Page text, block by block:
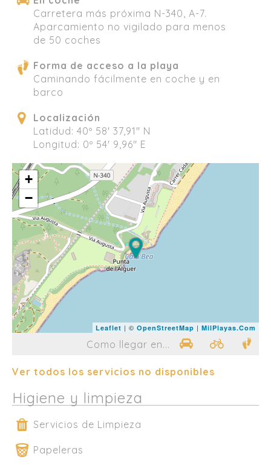
Carretera más próxima N-340, A-7.
Aparcamiento no vigilado para menos
de 50 coches
Forma de acceso a la playa
Caminando fácilmente en coche y en
barco
Localización
Latidud: 40º 58' 37,91" N
Longitud: 0º 54' 9,96" E
+
−
Leaflet | © OpenStreetMap | MilPlayas.Com
Como llegar en...
Ver todos los servicios no disponibles
Higiene y limpieza
Servicios de Limpieza
Papeleras